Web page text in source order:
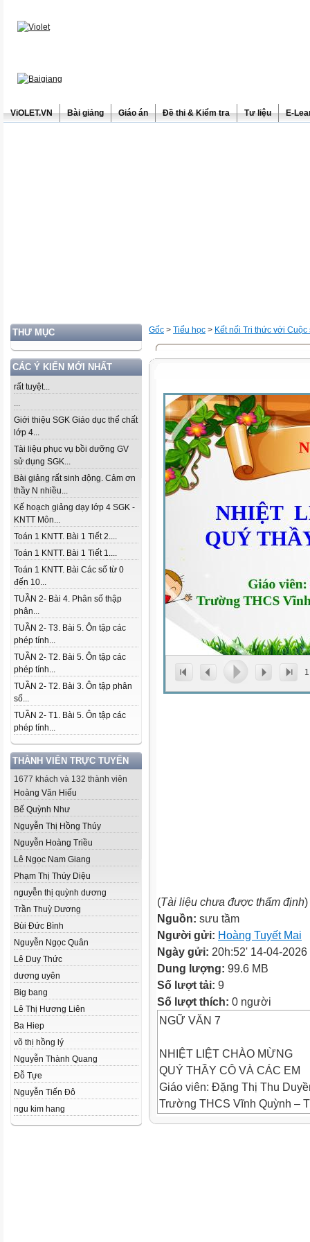
ViOLET.VN Bài giảng Giáo án Đề thi & Kiểm tra Tư liệu E-
THƯ MỤC
CÁC Ý KIẾN MỚI NHẤT
rất tuyệt...
...
Giới thiệu SGK Giáo dục thể chất
lớp 4...
Tài liệu phục vụ bồi dưỡng GV
sử dụng SGK...
Bài giảng rất sinh động. Cảm ơn
thầy N nhiều...
Kế hoạch giảng dạy lớp 4 SGK -
KNTT Môn...
Toán 1 KNTT. Bài 1 Tiết 2....
Toán 1 KNTT. Bài 1 Tiết 1....
Toán 1 KNTT. Bài Các số từ 0
đến 10...
TUẦN 2- Bài 4. Phân số thập
phân...
TUẦN 2- T3. Bài 5. Ôn tập các
phép tính...
TUẦN 2- T2. Bài 5. Ôn tập các
phép tính...
TUẦN 2- T2. Bài 3. Ôn tập phân
số...
TUẦN 2- T1. Bài 5. Ôn tập các
phép tính...
THÀNH VIÊN TRỰC TUYẾN
1677 khách và 132 thành viên
Hoàng Văn Hiếu
Bế Quỳnh Như
Nguyễn Thị Hồng Thúy
Nguyễn Hoàng Triều
Lê Ngọc Nam Giang
Phạm Thị Thúy Diệu
nguyễn thị quỳnh dương
Trần Thuỳ Dương
Bùi Đức Bình
Nguyễn Ngọc Quân
Lê Duy Thức
dương uyên
Big bang
Lê Thị Hương Liên
Ba Hiep
võ thị hồng lý
Nguyễn Thành Quang
Đỗ Tựe
Nguyễn Tiến Đô
ngu kim hang
Gốc > Tiểu học > Kết nối Tri thức với Cuộc
1
(Tài liệu chưa được thẩm định)
Nguồn: sưu tầm
Người gửi: Hoàng Tuyết Mai
Ngày gửi: 20h:52' 14-04-2026
Dung lượng: 99.6 MB
Số lượt tải: 9
Số lượt thích: 0 người
NGỮ VĂN 7
NHIỆT LIỆT CHÀO MỪNG
QUÝ THẦY CÔ VÀ CÁC EM
Giáo viên: Đặng Thị Thu
Trường THCS Vĩnh Quỳnh –